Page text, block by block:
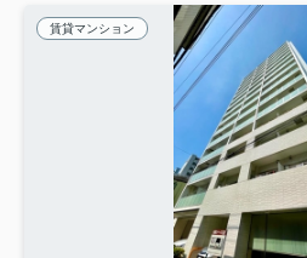
賃貸マンション